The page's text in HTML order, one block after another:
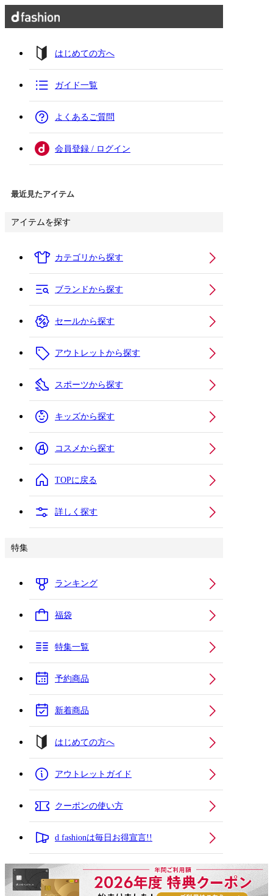
はじめての方へ
ガイド一覧
よくあるご質問
会員登録 / ログイン
最近見たアイテム
アイテムを探す
カテゴリから探す
ブランドから探す
セールから探す
アウトレットから探す
スポーツから探す
キッズから探す
コスメから探す
TOPに戻る
詳しく探す
特集
ランキング
福袋
特集一覧
予約商品
新着商品
はじめての方へ
アウトレットガイド
クーポンの使い方
d fashionは毎日お得宣言!!